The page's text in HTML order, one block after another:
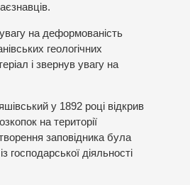
на деформованість
геологічних
і звернув увагу на
у 1892 році відкрив
на території
заповідника була
господарської діяльності